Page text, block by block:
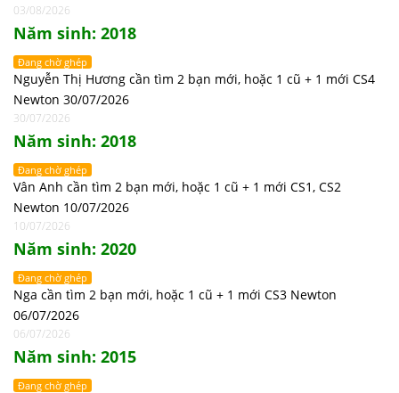
03/08/2026
Năm sinh: 2018
Đang chờ ghép
Nguyễn Thị Hương cần tìm 2 bạn mới, hoặc 1 cũ + 1 mới CS4
Newton 30/07/2026
30/07/2026
Năm sinh: 2018
Đang chờ ghép
Vân Anh cần tìm 2 bạn mới, hoặc 1 cũ + 1 mới CS1, CS2
Newton 10/07/2026
10/07/2026
Năm sinh: 2020
Đang chờ ghép
Nga cần tìm 2 bạn mới, hoặc 1 cũ + 1 mới CS3 Newton
06/07/2026
06/07/2026
Năm sinh: 2015
Đang chờ ghép